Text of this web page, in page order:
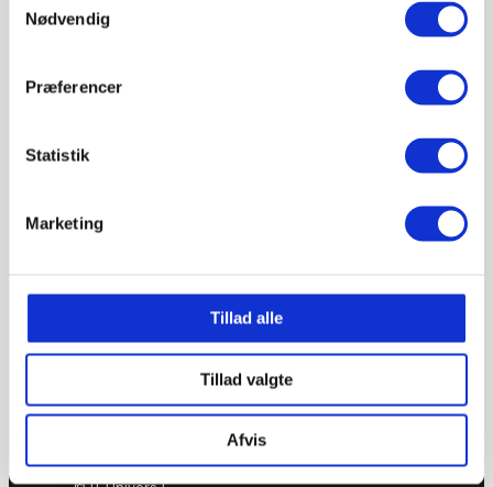
Nødvendig
Præferencer
Statistik
Marketing
Tillad alle
Tillad valgte
Afvis
CVR: 20626097